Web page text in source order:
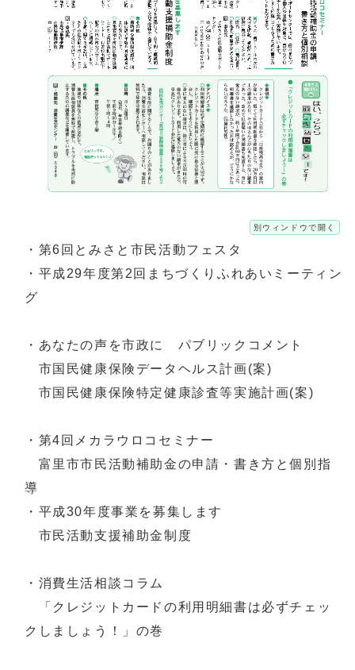
別ウィンドウで開く
・第6回とみさと市民活動フェスタ
・平成29年度第2回まちづくりふれあいミーティン
グ
・あなたの声を市政に パブリックコメント
市国民健康保険データヘルス計画(案)
市国民健康保険特定健康診査等実施計画(案)
・第4回メカラウロコセミナー
富里市市民活動補助金の申請・書き方と個別指
導
・平成30年度事業を募集します
市民活動支援補助金制度
・消費生活相談コラム
「クレジットカードの利用明細書は必ずチェッ
クしましょう！」の巻